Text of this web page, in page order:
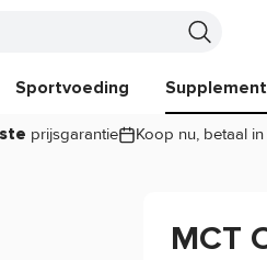
Sportvoeding
prijsgarantie Koop nu, betaal in
MCT